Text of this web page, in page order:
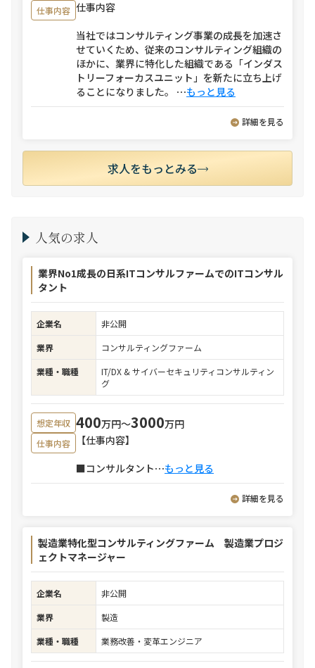
仕事内容 仕事内容
当社ではコンサルティング事業の成長を加速さ
せていくため、従来のコンサルティング組織の
ほかに、業界に特化した組織である「インダス
トリーフォーカスユニット」を新たに立ち上げ
ることになりました。 ⋯もっと見る
詳細を見る
求人をもっとみる
人気の求人
業界No1成長の日系ITコンサルファームでのITコンサル
タント
企業名
非公開
業界
コンサルティングファーム
業種・職種
IT/DX & サイバーセキュリティコンサルティン
グ
想定年収 400万円〜3000万円
仕事内容
【仕事内容】
■コンサルタント⋯もっと見る
詳細を見る
製造業特化型コンサルティングファーム 製造業プロジ
ェクトマネージャー
企業名
非公開
業界
製造
業種・職種
業務改善・変革エンジニア